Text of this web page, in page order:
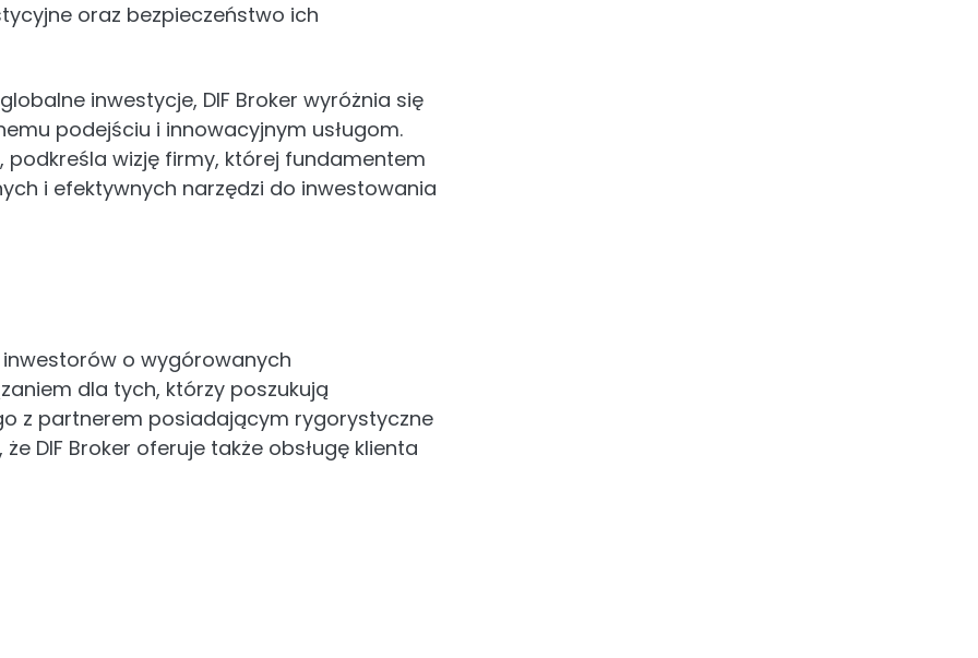
oraz bezpieczeństwo ich
inwestycje, DIF Broker wyróżnia się
podejściu i innowacyjnym usługom.
podkreśla wizję firmy, której fundamentem
i efektywnych narzędzi do inwestowania
o wygórowanych
dla tych, którzy poszukują
z partnerem posiadającym rygorystyczne
DIF Broker oferuje także obsługę klienta